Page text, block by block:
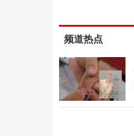
频道热点